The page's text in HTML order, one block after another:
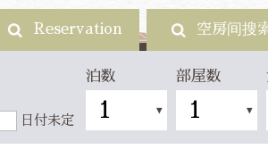
Reservation 空房间搜
日付未定
泊数 部屋数